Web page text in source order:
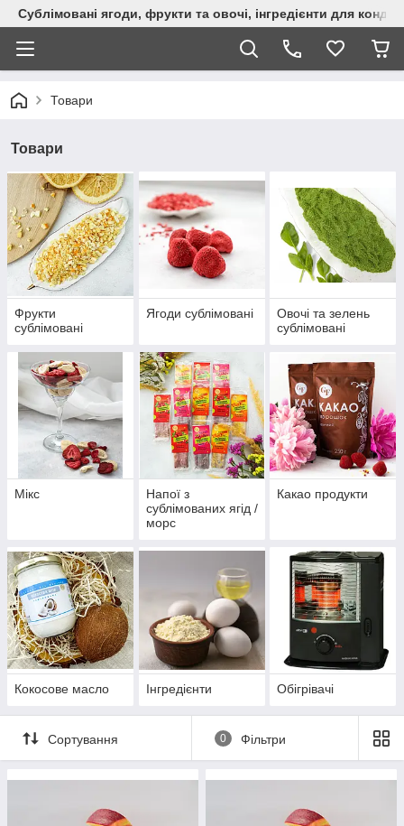
Сублімовані ягоди, фрукти та овочі, інгредієнти для
Товари
Товари
Фрукти
сублімовані
Ягоди сублімовані
Овочі та зелень
сублімовані
Мікс
Напої з
сублімованих ягід /
морс
Какао продукти
Кокосове масло Інгредієнти Обігрівачі
Сортування 0 Фільтри